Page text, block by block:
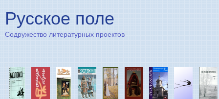
Русское поле
Содружество литературных проектов